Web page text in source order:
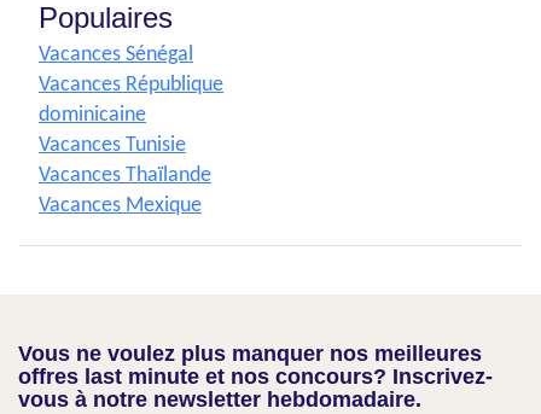
Populaires
Vacances Sénégal
Vacances République
dominicaine
Vacances Tunisie
Vacances Thaïlande
Vacances Mexique
Vous ne voulez plus manquer nos meilleures
offres last minute et nos concours? Inscrivez-
vous à notre newsletter hebdomadaire.